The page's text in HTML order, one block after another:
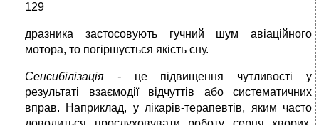
129
дразника застосовують гучний шум авіаційного
мотора, то погіршується якість сну.
Сенсибілізація - це підвищення чутливості у
результаті взаємодії відчуттів або систематичних
вправ. Наприклад, у лікарів-терапевтів, яким часто